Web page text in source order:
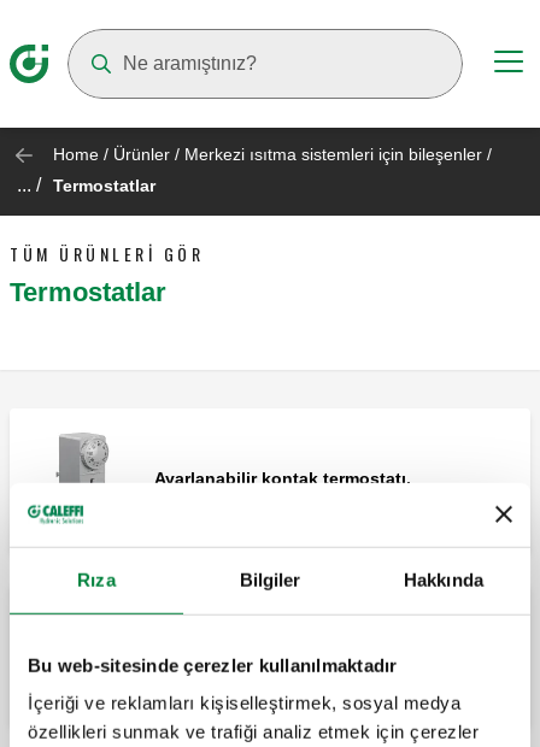
Rıza Bilgiler Hakkında
Bu web-sitesinde çerezler kullanılmaktadır
İçeriği ve reklamları kişiselleştirmek, sosyal medya
özellikleri sunmak ve trafiği analiz etmek için çerezler
Home / Ürünler / Merkezi ısıtma sistemleri için bileşenler /
... / Termostatlar
TÜM ÜRÜNLERI GÖR
Termostatlar
Ayarlanabilir kontak termostatı.